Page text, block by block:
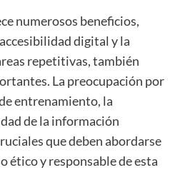
numerosos beneficios,
digital y la
repetitivas, también
La preocupación por
entrenamiento, la
de la información
que deben abordarse
ético y responsable de esta